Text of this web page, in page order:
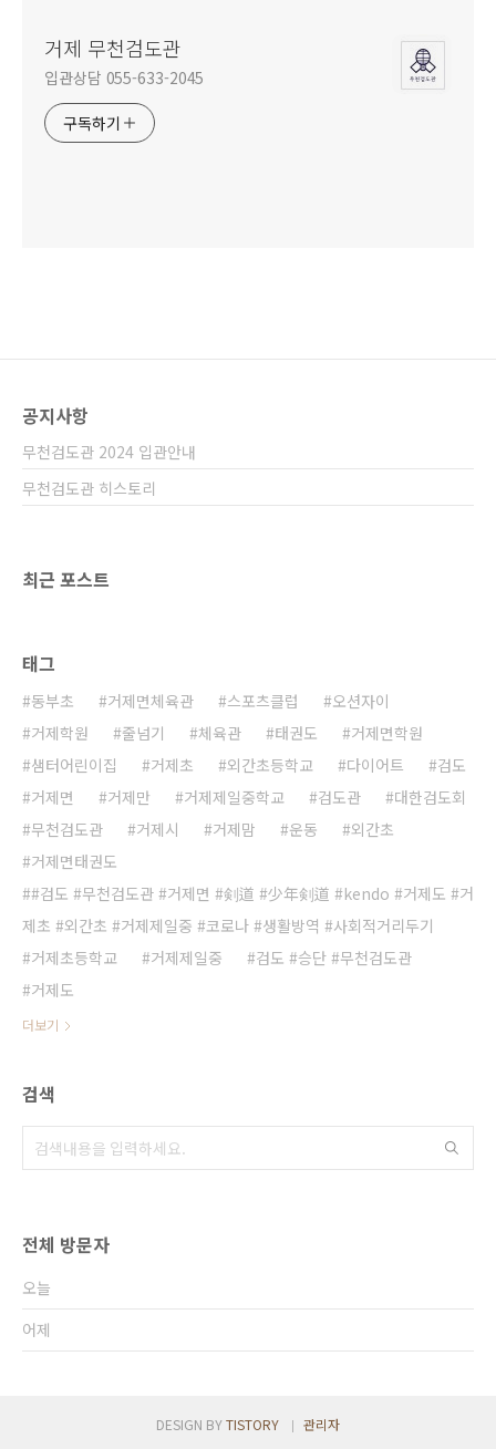
거제 무천검도관
입관상담 055-633-2045
구독하기
공지사항
무천검도관 2024 입관안내
무천검도관 히스토리
최근 포스트
태그
동부초 거제면체육관 스포츠클럽
오션자이
거제학원
줄넘기 체육관 태권도
거제면학원
샘터어린이집
거제초 외간초등학교 다이어트
검도
거제면
거제만 거제제일중학교 검도관
대한검도회
무천검도관
거제시 거제맘 운동
외간초
거제면태권도
#검도 #무천검도관 #거제면 #剣道 #少年剣道 #kendo #거제도 #거
제초 #외간초 #거제제일중 #코로나 #생활방역 #사회적거리두기
거제초등학교
거제제일중
검도 #승단 #무천검도관
거제도
더보기
검색
전체 방문자
오늘
어제
DESIGN BYTISTORY 관리자